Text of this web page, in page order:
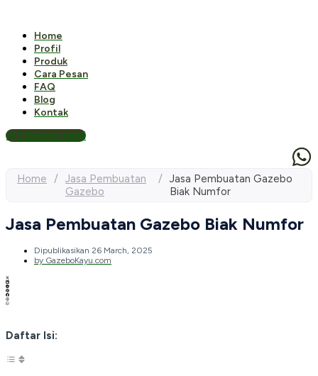
Home
Profil
Produk
Cara Pesan
FAQ
Blog
Kontak
Hubungi Kami
Home / Jasa Pembuatan
Gazebo
/ Jasa Pembuatan Gazebo
Biak Numfor
Jasa Pembuatan Gazebo Biak Numfor
Dipublikasikan 26 March, 2025
by GazeboKayu.com
Daftar Isi: